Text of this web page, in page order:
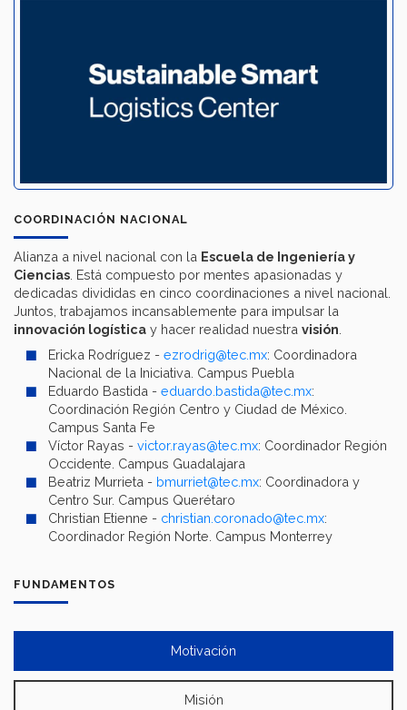
COORDINACIÓN NACIONAL
Alianza a nivel nacional con la Escuela de Ingeniería y
Ciencias . Está compuesto por mentes apasionadas y
dedicadas divididas en cinco coordinaciones a nivel nacional.
Juntos, trabajamos incansablemente para impulsar la
innovación logística y hacer realidad nuestra visión
Ericka Rodríguez - ezrodrig@tec.mx: Coordinadora
Nacional de la Iniciativa. Campus Puebla
Eduardo Bastida - eduardo.bastida@tec.mx:
Coordinación Región Centro y Ciudad de México.
Campus Santa Fe
Víctor Rayas - victor.rayas@tec.mx: Coordinador Región
Occidente. Campus Guadalajara
Beatriz Murrieta - bmurriet@tec.mx: Coordinadora y
Centro Sur. Campus Querétaro
Christian Etienne - christian.coronado@tec.mx:
Coordinador Región Norte. Campus Monterrey
FUNDAMENTOS
Motivación
Misión